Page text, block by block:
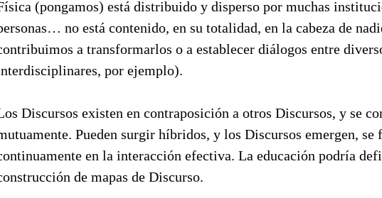
(pongamos) está distribuido y disperso por muchas
no está contenido, en su totalidad, en la cabeza de
a transformarlos o a establecer diálogos entre
por ejemplo).
Discursos existen en contraposición a otros Discursos, y se
Pueden surgir híbridos, y los Discursos emergen, se
en la interacción efectiva. La educación podría
de mapas de Discurso.